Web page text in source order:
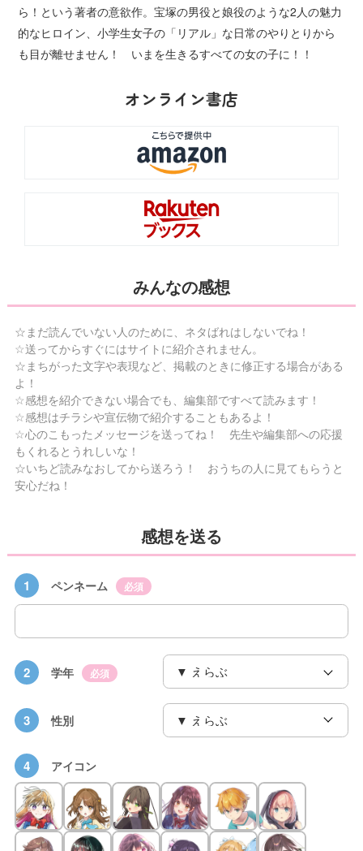
ら！という著者の意欲作。宝塚の男役と娘役のような2人の魅力
的なヒロイン、小学生女子の「リアル」な日常のやりとりから
も目が離せません！ いまを生きるすべての女の子に！！
オンライン書店
みんなの感想
☆まだ読んでいない人のために、ネタばれはしないでね！
☆送ってからすぐにはサイトに紹介されません。
☆まちがった文字や表現など、掲載のときに修正する場合がある
よ！
☆感想を紹介できない場合でも、編集部ですべて読みます！
☆感想はチラシや宣伝物で紹介することもあるよ！
☆心のこもったメッセージを送ってね！ 先生や編集部への応援
もくれるとうれしいな！
☆いちど読みなおしてから送ろう！ おうちの人に見てもらうと
安心だね！
感想を送る
1 ペンネーム 必須
2 学年 必須
3 性別
4 アイコン